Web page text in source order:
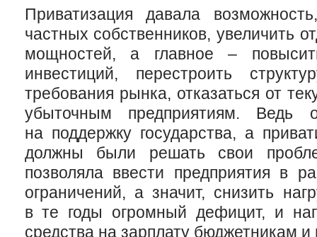
Приватизация давала
частных собственников, увеличить
мощностей, а главное –
инвестиций, перестроить
требования рынка, отказаться от
убыточным предприятиям. Ведь
на поддержку государства, а
должны были решать свои
позволяла ввести предприятия в
ограничений, а значит, снизить
в те годы огромный дефицит, и
средства на зарплату бюджетникам и